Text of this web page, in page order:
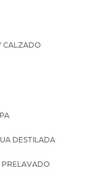
CALZADO
DESTILADA
PRELAVADO